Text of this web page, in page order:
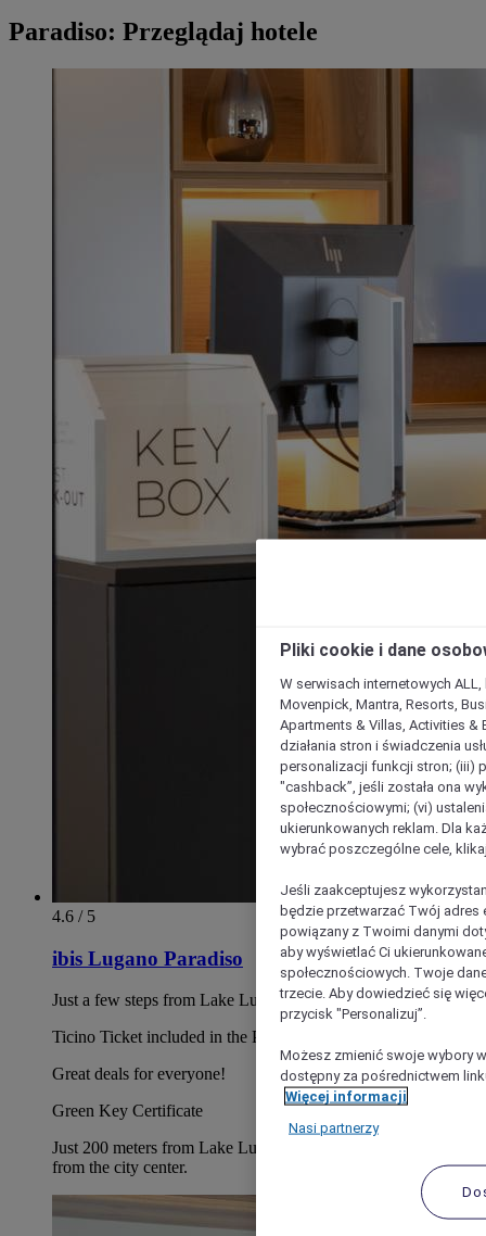
Paradiso: Przeglądaj hotele
4.6 / 5
ibis Lugano Paradiso
Just a few steps from Lake Lugano!
Ticino Ticket included in the Price!
Great deals for everyone!
Green Key Certificate
Just 200 meters from Lake Lugano and a 15-minute walk
from the city center.
Pliki cookie i dane
W serwisach internetowych
Movenpick, Mantra, Resorts,
Apartments & Villas, Activities &
działania stron i świadczenia
personalizacji funkcji stron; (iii)
"cashback”, jeśli została ona
społecznościowymi; (vi)
ukierunkowanych reklam. Dla
wybrać poszczególne cele,
Jeśli zaakceptujesz
będzie przetwarzać Twój adres
powiązany z Twoimi danymi
aby wyświetlać Ci
społecznościowych. Twoje
trzecie. Aby dowiedzieć się
przycisk "Personalizuj”.
Możesz zmienić swoje wybory
dostępny za pośrednictwem
Więcej informacji
Nasi partnerzy